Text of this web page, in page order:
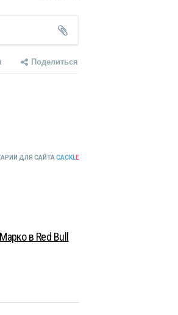
Поделиться
ДЛЯ САЙТА CACKLE
в Red Bull